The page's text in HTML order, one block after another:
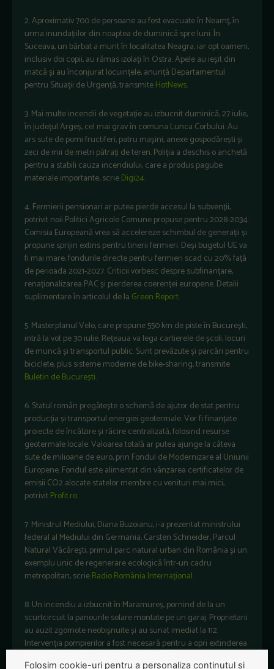
2. Aproximativ 700 de persoane au fost evacuate în Neamț, în
urma inundațiilor din noaptea de duminică spre luni. În
Suceava, un bărbat a murit în localitatea Neagra, iar opt oameni,
inclusiv doi copii, au rămas izolați în Ostra. Apele au ieșit din
matcă și au înconjurat locuințele, anunță Departamentul
pentru Situații de Urgență, transmiteHotNews.
3. Mai multe incendii de vegetație au izbucnit duminică, 27 iulie,
în județul Argeș, cel mai grav în comuna Lunca Corbului. Au
ars sute de pomi fructiferi, patru mașini, anexe gospodărești și
zeci de mii de metri pătrați de teren. Poliția a deschis o anchetă
pentru a stabili cauza incendiului, care a produs pagube
materiale importante, scrieDigi24.
4. Fermierii pensionari ar putea pierde accesul la subvenții,
potrivit noii Politici Agricole Comune propuse pentru 2028-2034.
Comisia Europeană vrea să accelereze schimbul de generații și
propune sprijin extins pentru tinerii fermieri. Deși bugetul UE va
fi mai mare, fondurile directe pentru fermieri scad cu 20% față
de perioada 2021-2027. Criticii vorbesc despre subfinanțare,
renaționalizarea PAC și pierderea coerenței europene. Detalii
suplimentare în articolul de la Green Report.
5. Masterplanul Velo, care propune 550 km de piste în București,
intră la vot pe 30 iulie. Rețeaua va lega cartierele de școli, locuri
de muncă și transportul public. Sunt prevăzute și parcări pentru
biciclete, plus sisteme moderne de bike-sharing, transmite
Buletin de București.
6. Statul român pregătește o schemă de ajutor de stat pentru
producția și transportul energiei geotermale. Vor fi finanțate
proiecte de încălzire și răcire centralizată, folosind resurse
geotermale locale. Valoarea totală ar putea ajunge la câteva
sute de milioane de euro, prin Fondul de Modernizare al Uniunii
Europene. Fondul este alimentat din vânzarea certificatelor de
emisii CO2 alocate statelor membre cu venituri mai mici,
potrivitProfit.ro.
7. Ministrul Mediului, Diana Buzoianu, i-a prezentat ministrului
federal al Mediului din Germania, Carsten Schneider, Parcul
Natural Văcăreşti, primul parc natural urban din România şi un
exemplu unic de regenerare ecologică într-un cadru
metropolitan, scrieRadio România Internațional.
8. Un incendiu a izbucnit în Maramureș, pornind de la un
scurtcircuit la panourile solare montate pe un garaj. Proprietarii
au auzit zgomote neobișnuite și au sunat imediat la 112.
Intervenția pompierilor a fost necesară pentru a opri extinderea
Folosim cookie-uri pentru a personaliza conținutul și